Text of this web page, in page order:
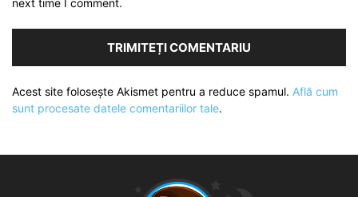
next time I comment.
Acest site folosește Akismet pentru a reduce spamul. Află cum
sunt procesate datele comentariilor tale.